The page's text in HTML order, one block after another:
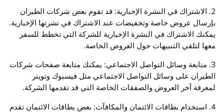
2. الاشتراك في النشرة الإخبارية: قد تقوم بعض شركات الطيران
بإرسال عروض خاصة وتخفيضات عند الاشتراك في نشرتها الإخبارية.
يمكنك الاشتراك في النشرة الإخبارية للشركة التي تخطط للسفر
معها لتلقي التنبيهات حول العروض الخاصة.
3. متابعة وسائل التواصل الاجتماعي: يمكنك متابعة صفحات شركات
الطيران على وسائل التواصل الاجتماعي مثل فيسبوك وتويتر
لمعرفة آخر العروض والصفقات الخاصة التي قد تقدمها الشركة.
4. استخدام بطاقات الائتمان والمكافآت: بعض بطاقات الائتمان تقدم